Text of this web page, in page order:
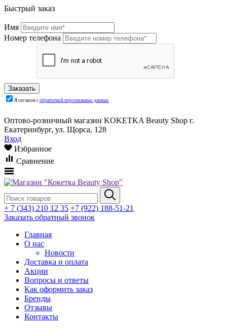
Быстрый заказ
Имя
Номер телефона
Я согласен с обработкой персональных данных
Оптово-розничный магазин KOKETKA Beauty Shop г.
Екатеринбург, ул. Щорса, 128
Вход
Избранное
Сравнение
+ 7 (343) 210 12 35 +7 (922) 188-51-21
Заказать обратный звонок
Главная
О нас
Новости
Доставка и оплата
Акции
Вопросы и ответы
Как оформить заказ
Бренды
Отзывы
Контакты